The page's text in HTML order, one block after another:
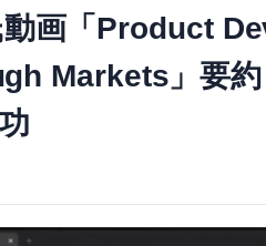
画「Product
Markets」要約